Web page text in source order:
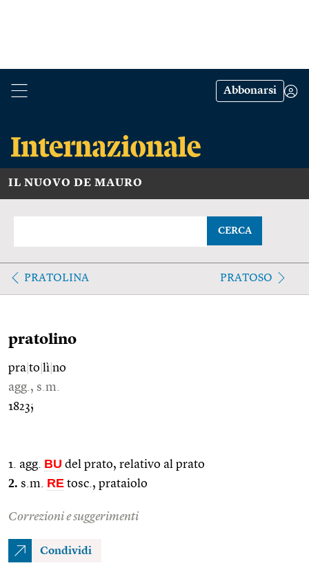
Abbonarsi
IL NUOVO DE MAURO
CERCA
PRATOLINA PRATOSO
pratolino
pra to lì no
agg., s.m.
1823;
1. agg. BU del prato, relativo al prato
2. s.m. RE tosc., prataiolo
Correzioni e suggerimenti
Condividi